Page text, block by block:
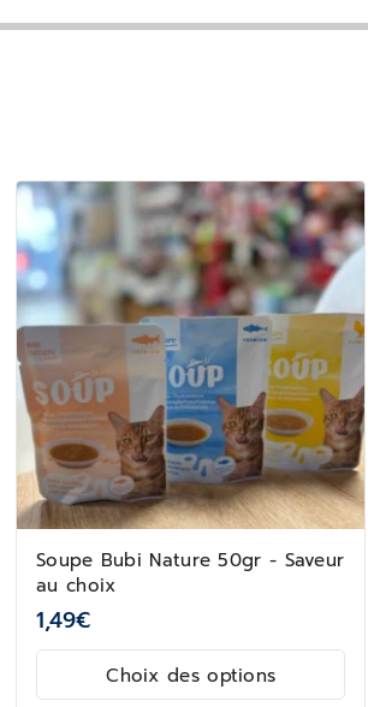
Soupe Bubi Nature 50gr - Saveur
au choix
1,49€
Choix des options